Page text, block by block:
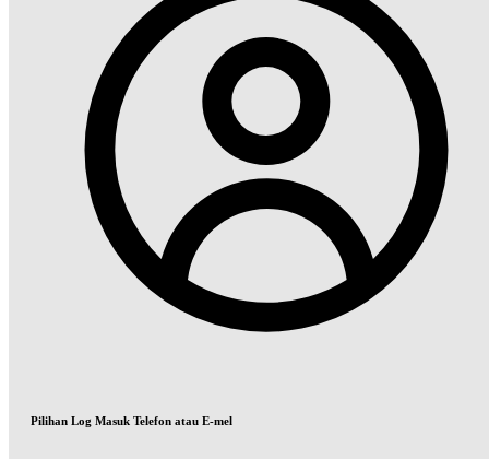
Pilihan Log Masuk Telefon atau E-mel